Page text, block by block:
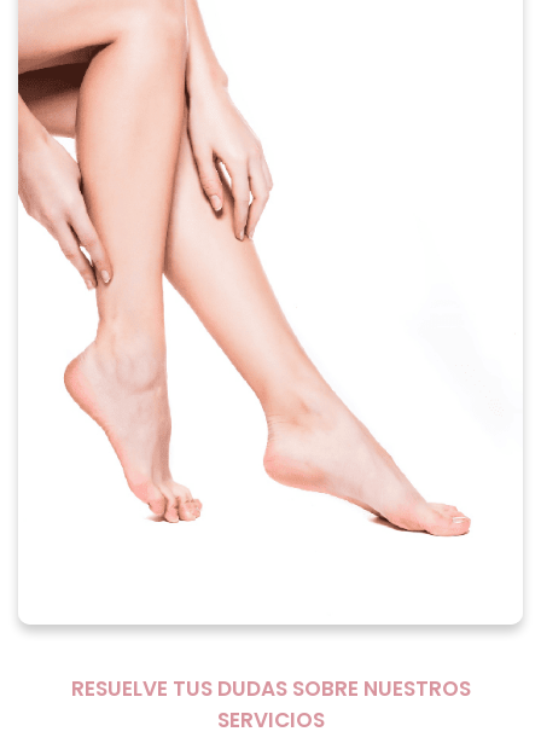
RESUELVE TUS DUDAS SOBRE NUESTROS
SERVICIOS